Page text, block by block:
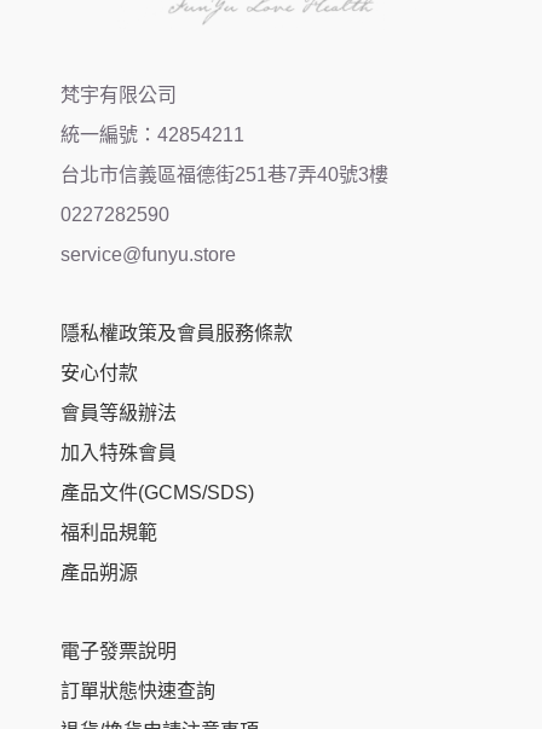
梵宇有限公司
統一編號：42854211
台北市信義區福德街251巷7弄40號3樓
0227282590
service@funyu.store
隱私權政策及會員服務條款
安心付款
會員等級辦法
加入特殊會員
產品文件(GCMS/SDS)
福利品規範
產品朔源
電子發票說明
訂單狀態快速查詢